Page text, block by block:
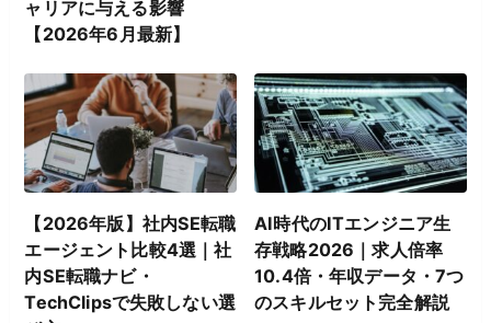
ャリアに与える影響
【2026年6月最新】
【2026年版】社内SE転職
エージェント比較4選｜社
内SE転職ナビ・
TechClipsで失敗しない選
AI時代のITエンジニア生
存戦略2026｜求人倍率
10.4倍・年収データ・7つ
のスキルセット完全解説